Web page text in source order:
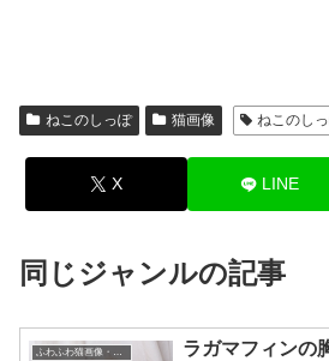
ねこのしっぽ 猫画像 ねこのし
X LINE
同じジャンルの記事
ラガマフィンの